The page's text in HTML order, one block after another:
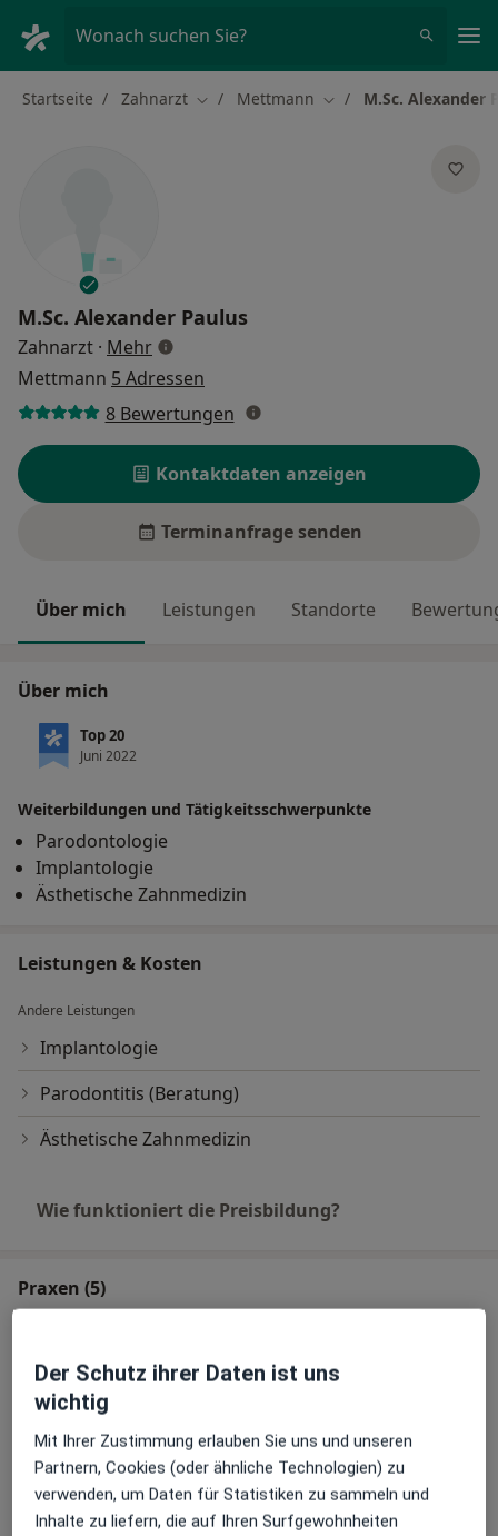
Wonach suchen Sie?
Startseite Zahnarzt Stadt ändern
Mettmann Stadt ändern
M.Sc. Alexander
M.Sc. Alexander Paulus
Zahnarzt · Mehrüber Spezialisierungen
Mettmann 5 Adressen
8 Bewertungen
Kontaktdaten anzeigen
Terminanfrage senden
Über mich Leistungen Standorte
Über mich
Top 20
Juni 2022
Weiterbildungen und Tätigkeitsschwerpunkte
Parodontologie
Implantologie
Ästhetische Zahnmedizin
Leistungen & Kosten
Andere Leistungen
Implantologie
Parodontitis (Beratung)
Ästhetische Zahnmedizin
Wie funktioniert die Preisbildung?
Praxen (5)
appledent Zahnheilkunde Praxis
Wuppertal-Barmen
Werth 79, Barmen, 42275 Wuppertal
Der Schutz ihrer Daten ist uns
wichtig
Mit Ihrer Zustimmung erlauben Sie uns und unseren
Partnern, Cookies (oder ähnliche Technologien) zu
verwenden, um Daten für Statistiken zu sammeln und
Inhalte zu liefern, die auf Ihren Surfgewohnheiten